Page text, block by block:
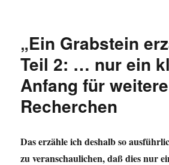
„Ein Grabstein
Teil 2: … nur ein
Anfang für weitere
Recherchen
Das erzähle ich deshalb so
zu veranschaulichen, daß dies nur